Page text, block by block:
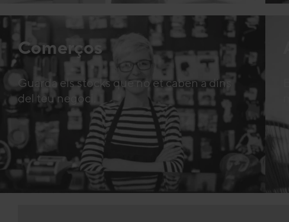
Comerços
Guarda els stocks que no et caben a dins
del teu negoci.